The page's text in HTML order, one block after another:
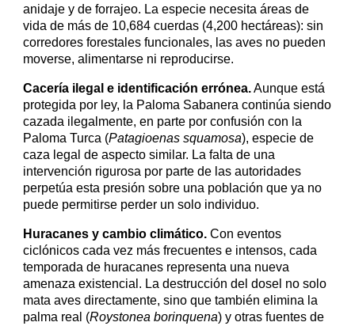
anidaje y de forrajeo. La especie necesita áreas de
vida de más de 10,684 cuerdas (4,200 hectáreas): sin
corredores forestales funcionales, las aves no pueden
moverse, alimentarse ni reproducirse.
Cacería ilegal e identificación errónea.Aunque está
protegida por ley, la Paloma Sabanera continúa siendo
cazada ilegalmente, en parte por confusión con la
Paloma Turca (Patagioenas squamosa), especie de
caza legal de aspecto similar. La falta de una
intervención rigurosa por parte de las autoridades
perpetúa esta presión sobre una población que ya no
puede permitirse perder un solo individuo.
Huracanes y cambio climático. Con eventos
ciclónicos cada vez más frecuentes e intensos, cada
temporada de huracanes representa una nueva
amenaza existencial. La destrucción del dosel no solo
mata aves directamente, sino que también elimina la
palma real (Roystonea borinquena) y otras fuentes de